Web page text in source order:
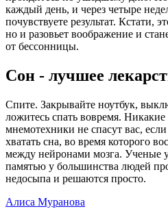
каждый день, и через четыре
почувствуете результат. Кстати,
но и разовьет воображение и
от бессонницы.
Сон - лучшее
Спите. Закрывайте ноутбук,
ложитесь спать вовремя.
мнемотехники не спасут вас,
хватать сна, во время которого
между нейронами мозга. Ученые
памятью у большинства людей
недосыпа и решаются просто.
Алиса Муранова